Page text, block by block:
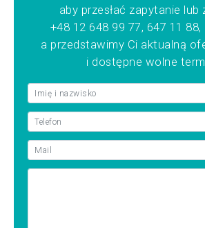
aby przesłać zapytanie lub
+48 12 648 99 77, 647 11 88,
a przedstawimy Ci aktualną
i dostępne wolne